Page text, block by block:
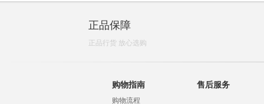
正品保障
正品行货 放心选购
购物指南
购物流程
售后服务